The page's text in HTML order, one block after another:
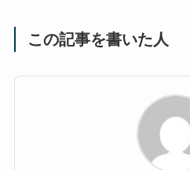
この記事を書いた人